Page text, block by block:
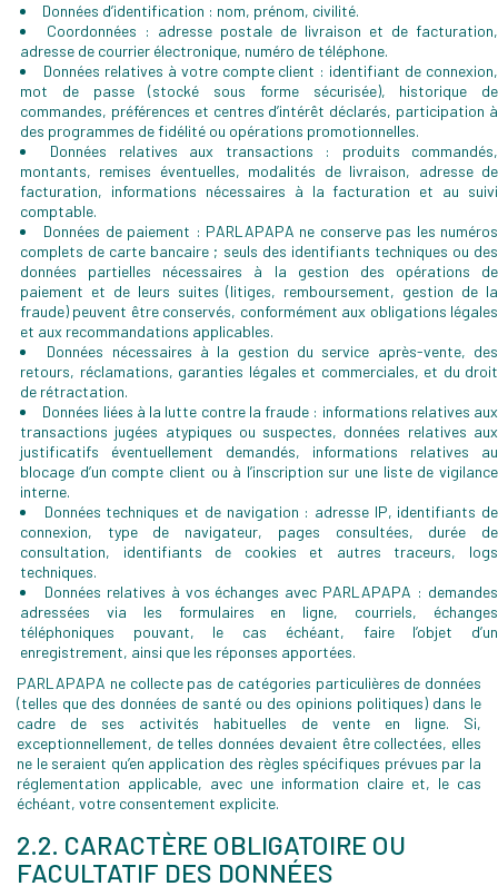
Données d’identification : nom, prénom, civilité.
Coordonnées : adresse postale de livraison et de facturation,
adresse de courrier électronique, numéro de téléphone.
Données relatives à votre compte client : identifiant de connexion,
mot de passe (stocké sous forme sécurisée), historique de
commandes, préférences et centres d’intérêt déclarés, participation à
des programmes de fidélité ou opérations promotionnelles.
Données relatives aux transactions : produits commandés,
montants, remises éventuelles, modalités de livraison, adresse de
facturation, informations nécessaires à la facturation et au suivi
comptable.
Données de paiement : PARLAPAPA ne conserve pas les numéros
complets de carte bancaire ; seuls des identifiants techniques ou des
données partielles nécessaires à la gestion des opérations de
paiement et de leurs suites (litiges, remboursement, gestion de la
fraude) peuvent être conservés, conformément aux obligations légales
et aux recommandations applicables.
Données nécessaires à la gestion du service après-vente, des
retours, réclamations, garanties légales et commerciales, et du droit
de rétractation.
Données liées à la lutte contre la fraude : informations relatives aux
transactions jugées atypiques ou suspectes, données relatives aux
justificatifs éventuellement demandés, informations relatives au
blocage d’un compte client ou à l’inscription sur une liste de vigilance
interne.
Données techniques et de navigation : adresse IP, identifiants de
connexion, type de navigateur, pages consultées, durée de
consultation, identifiants de cookies et autres traceurs, logs
techniques.
Données relatives à vos échanges avec PARLAPAPA : demandes
adressées via les formulaires en ligne, courriels, échanges
téléphoniques pouvant, le cas échéant, faire l’objet d’un
enregistrement, ainsi que les réponses apportées.
PARLAPAPA ne collecte pas de catégories particulières de données
(telles que des données de santé ou des opinions politiques) dans le
cadre de ses activités habituelles de vente en ligne. Si,
exceptionnellement, de telles données devaient être collectées, elles
ne le seraient qu’en application des règles spécifiques prévues par la
réglementation applicable, avec une information claire et, le cas
échéant, votre consentement explicite.
2.2. CARACTÈRE OBLIGATOIRE OU
FACULTATIF DES DONNÉES